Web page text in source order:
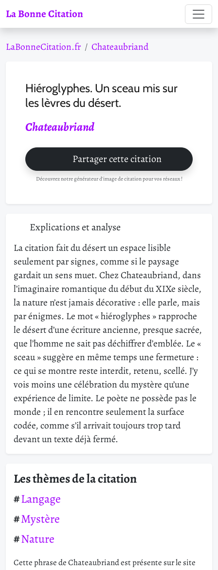
La Bonne Citation
LaBonneCitation.fr Chateaubriand
Hiéroglyphes. Un sceau mis sur
les lèvres du désert.
Chateaubriand
Partager cette citation
Découvrez notre générateur d'image de citation pour vos réseaux !
Explications et analyse
La citation fait du désert un espace lisible
seulement par signes, comme si le paysage
gardait un sens muet. Chez Chateaubriand, dans
l’imaginaire romantique du début du XIXe siècle,
la nature n’est jamais décorative : elle parle, mais
par énigmes. Le mot « hiéroglyphes » rapproche
le désert d’une écriture ancienne, presque sacrée,
que l’homme ne sait pas déchiffrer d’emblée. Le «
sceau » suggère en même temps une fermeture :
ce qui se montre reste interdit, retenu, scellé. J’y
vois moins une célébration du mystère qu’une
expérience de limite. Le poète ne possède pas le
monde ; il en rencontre seulement la surface
codée, comme s’il arrivait toujours trop tard
devant un texte déjà fermé.
Les thèmes de la citation
Langage
Mystère
Nature
Cette phrase de Chateaubriand est présente sur le site